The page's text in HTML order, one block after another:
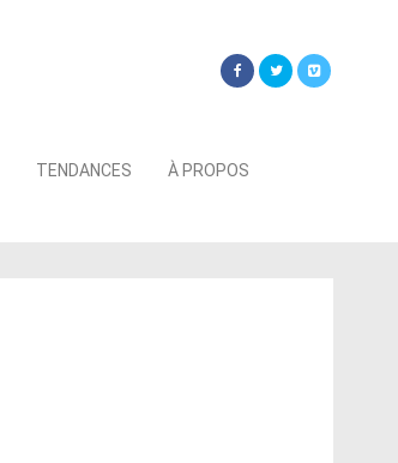
TENDANCES À PROPOS